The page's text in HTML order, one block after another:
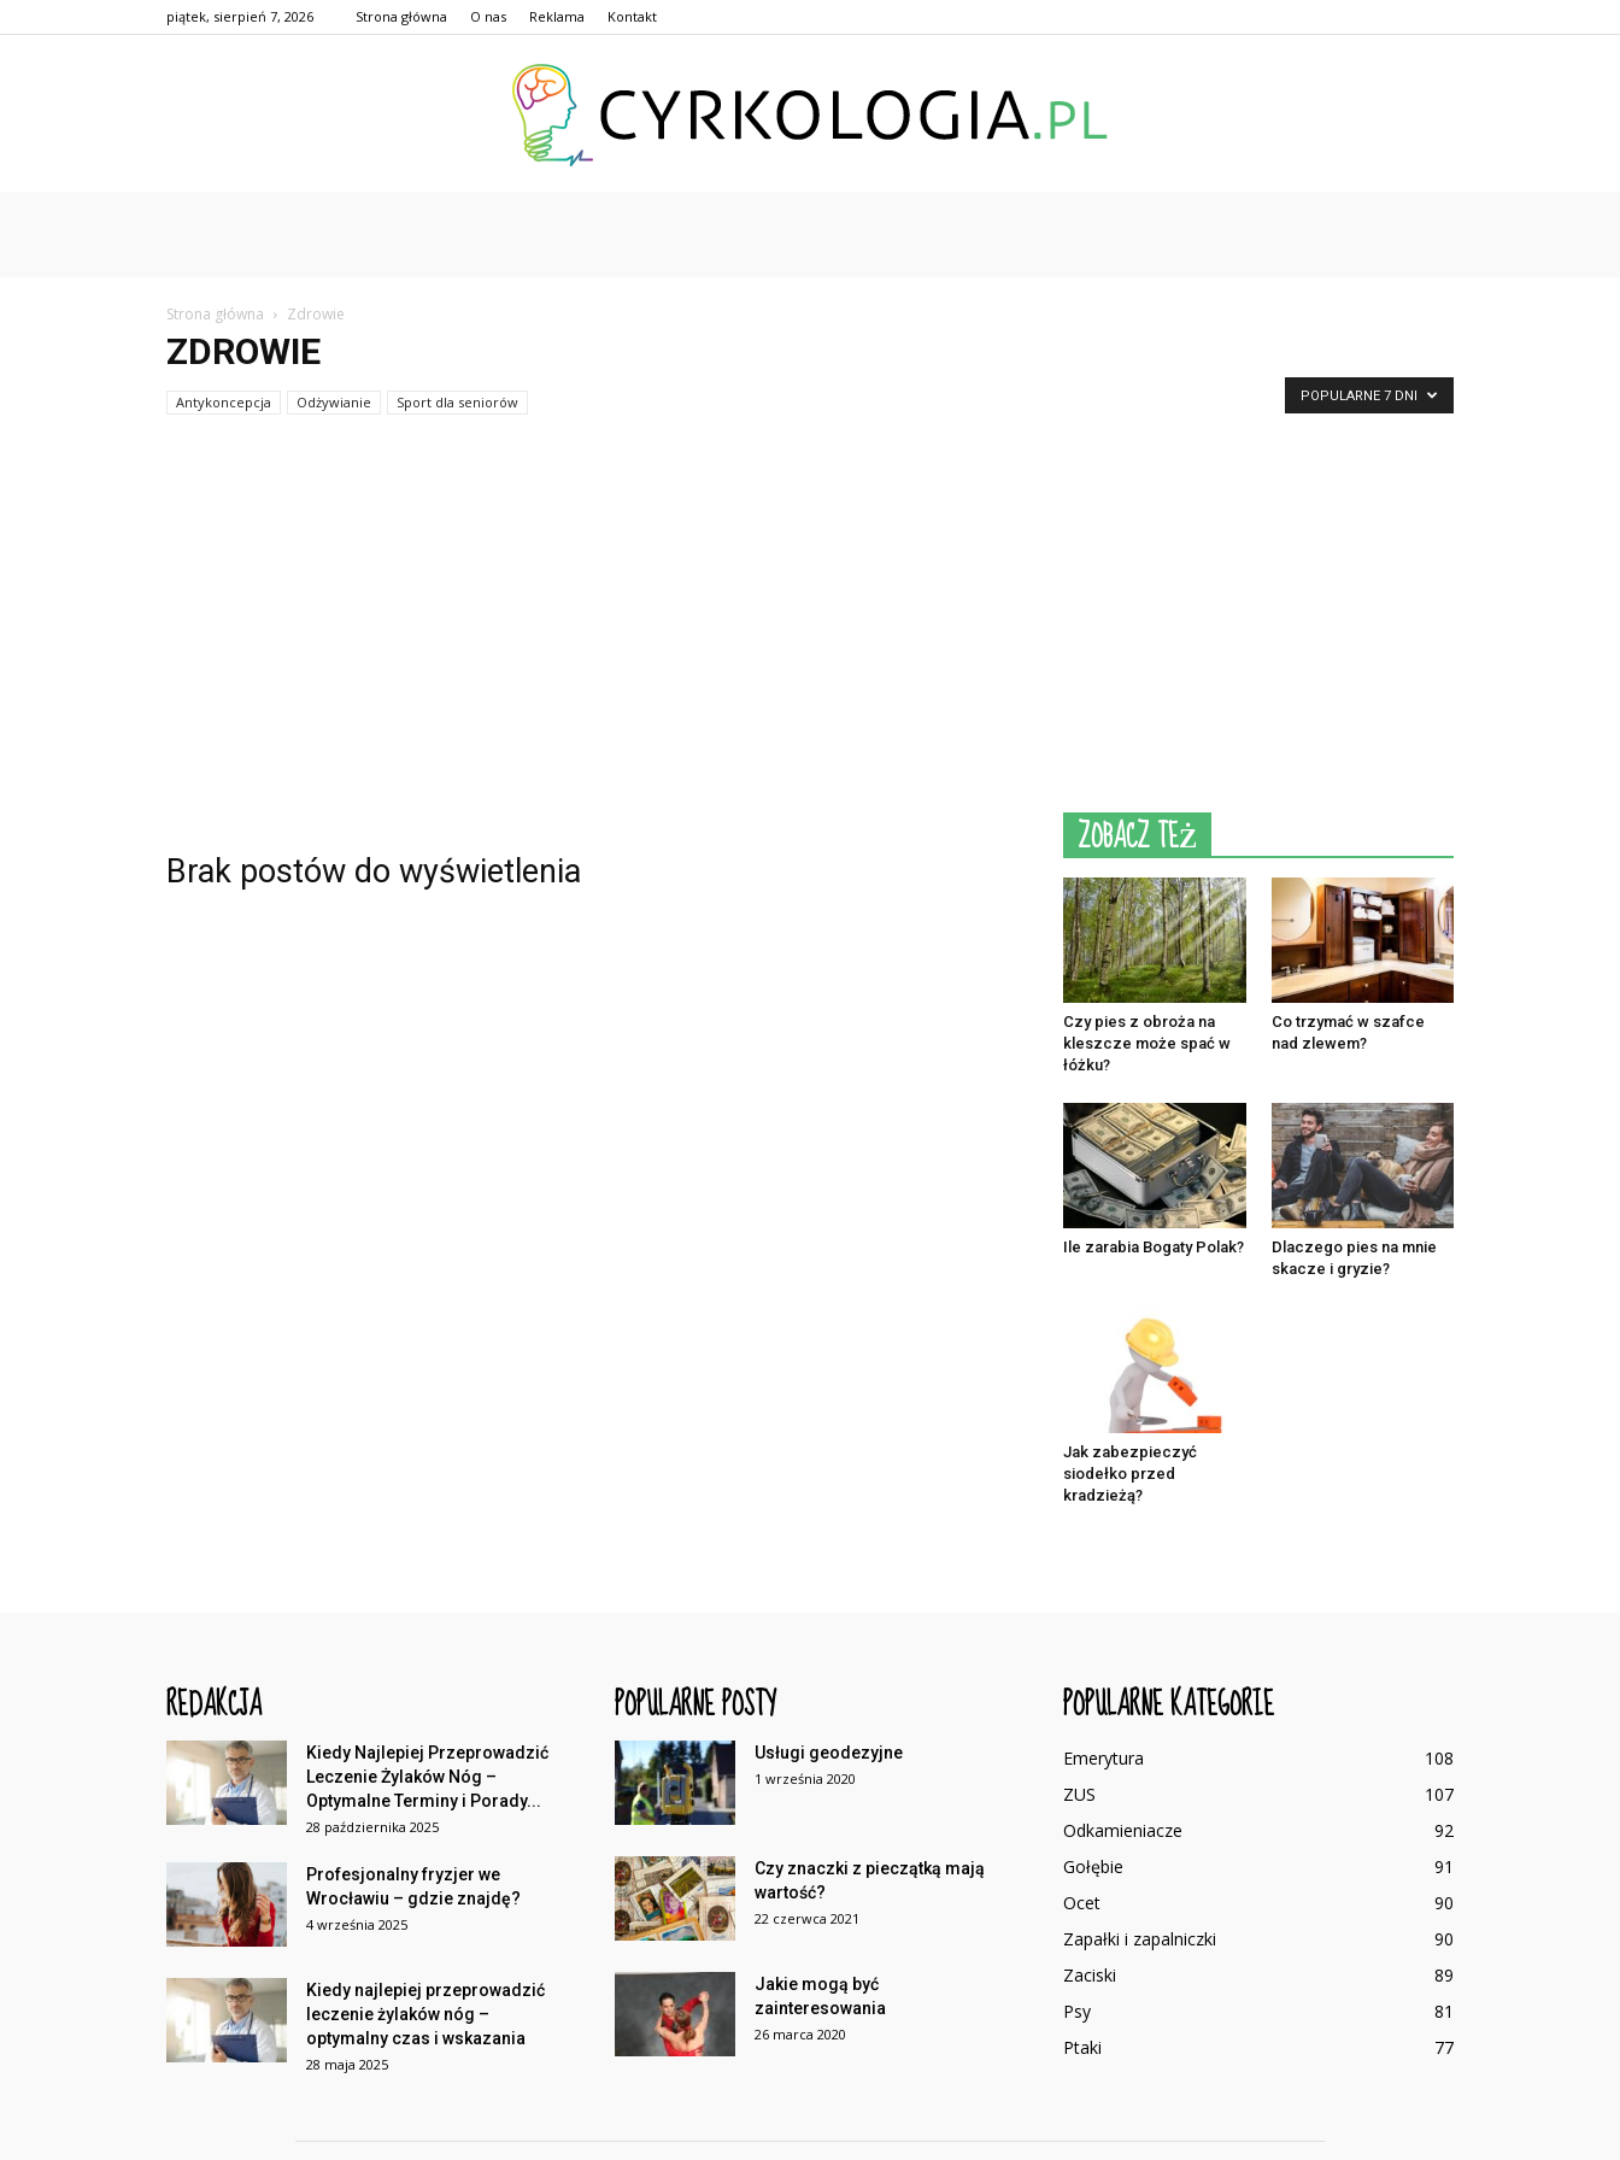
piątek, sierpień 7, 2026 Strona główna O nas Reklama Kontakt
Strona główna Zdrowie
ZDROWIE
Antykoncepcja Odżywianie Sport dla seniorów POPULARNE 7 DNI
Brak postów do wyświetlenia
ZOBACZ TEŻ
Czy pies z obroża na
kleszcze może spać w
łóżku?
Co trzymać w szafce
nad zlewem?
Ile zarabia Bogaty Polak?
Dlaczego pies na mnie
skacze i gryzie?
Jak zabezpieczyć
siodełko przed
kradzieżą?
REDAKCJA
Kiedy Najlepiej Przeprowadzić
Leczenie Żylaków Nóg –
Optymalne Terminy i Porady...
28 października 2025
Profesjonalny fryzjer we
Wrocławiu – gdzie znajdę?
4 września 2025
Kiedy najlepiej przeprowadzić
leczenie żylaków nóg –
optymalny czas i wskazania
28 maja 2025
POPULARNE POSTY
Usługi geodezyjne
1 września 2020
Czy znaczki z pieczątką mają
wartość?
22 czerwca 2021
Jakie mogą być
zainteresowania
26 marca 2020
POPULARNE KATEGORIE
Emerytura
108
ZUS
107
Odkamieniacze
92
Gołębie
91
Ocet
90
Zapałki i zapalniczki
90
Zaciski
89
Psy
81
Ptaki
77